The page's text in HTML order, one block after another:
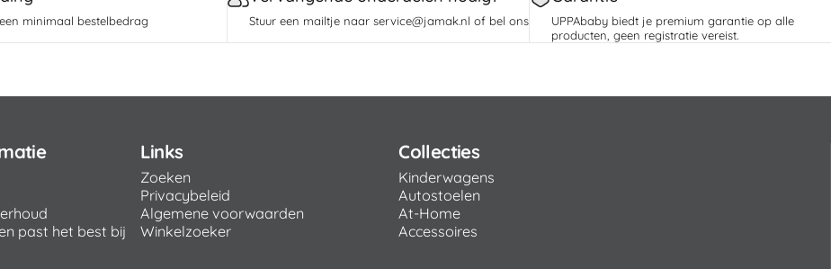
minimaal bestelbedrag Stuur een mailtje naar service@jamak.nl of bel ons
UPPAbaby biedt je premium garantie op alle
producten, geen registratie vereist.
past het best bij
Links
Zoeken
Privacybeleid
Algemene voorwaarden
Winkelzoeker
Collecties
Kinderwagens
Autostoelen
At-Home
Accessoires